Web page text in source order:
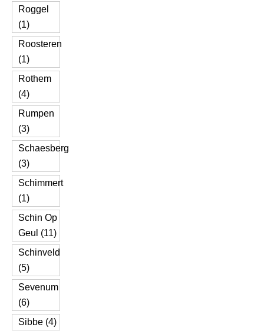
Roggel
(1)
Roosteren
(1)
Rothem
(4)
Rumpen
(3)
Schaesberg
(3)
Schimmert
(1)
Schin Op
Geul (11)
Schinveld
(5)
Sevenum
(6)
Sibbe (4)